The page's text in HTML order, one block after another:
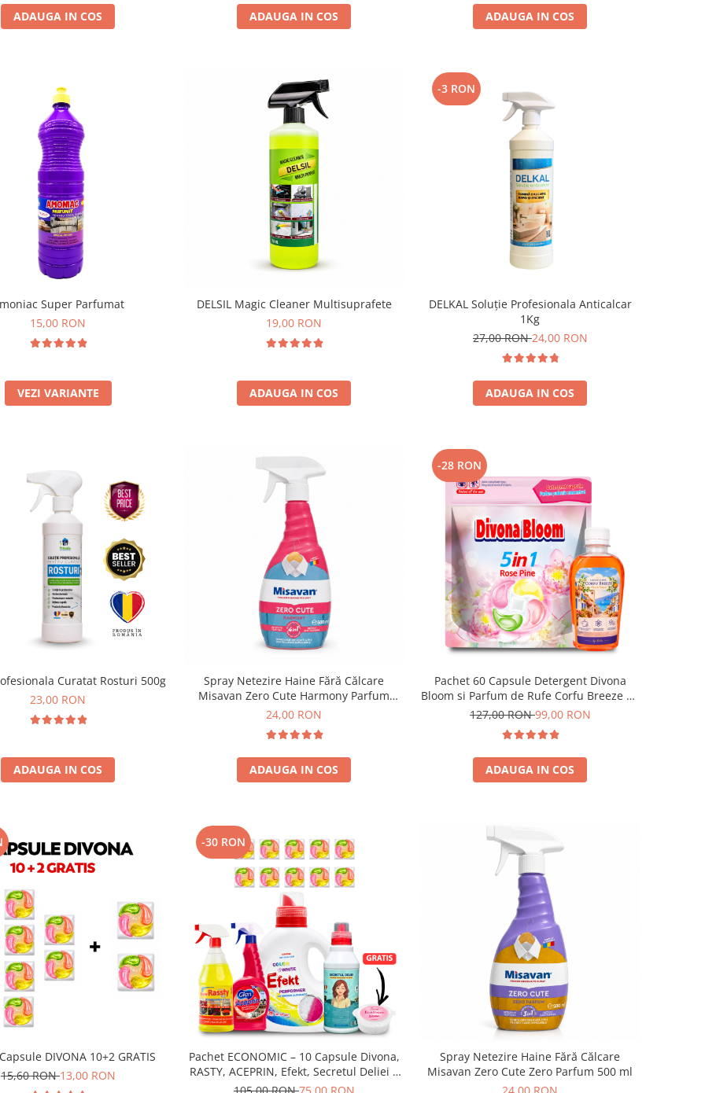
ADAUGA IN COS ADAUGA IN COS ADAUGA IN COS
Super Parfumat
15,00 RON
VEZI VARIANTE
DELSIL Magic Cleaner Multisuprafete
19,00 RON
ADAUGA IN COS
-3 RON
DELKAL Soluție Profesionala Anticalcar
1Kg
27,00 RON24,00 RON
ADAUGA IN COS
Curatat Rosturi 500g
23,00 RON
ADAUGA IN COS
Spray Netezire Haine Fără Călcare
Misavan Zero Cute Harmony Parfum
Discret 500 ml
24,00 RON
ADAUGA IN COS
-28 RON
Pachet 60 Capsule Detergent Divona
Bloom si Parfum de Rufe Corfu Breeze by
Delia 200 ml
127,00 RON99,00 RON
ADAUGA IN COS
DIVONA 10+2 GRATIS
15,60 RON13,00 RON
-30 RON
Pachet ECONOMIC – 10 Capsule Divona,
RASTY, ACEPRIN, Efekt, Secretul Deliei +
Sare Inalbire GRATIS
Spray Netezire Haine Fără Călcare
Misavan Zero Cute Zero Parfum 500 ml